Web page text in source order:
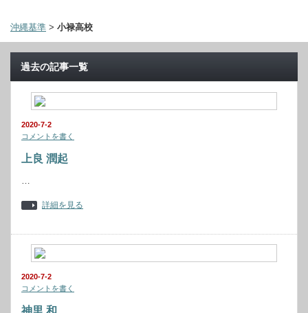
沖縄基準 > 小禄高校
過去の記事一覧
2020-7-2
コメントを書く
上良 潤起
…
詳細を見る
2020-7-2
コメントを書く
神里 和